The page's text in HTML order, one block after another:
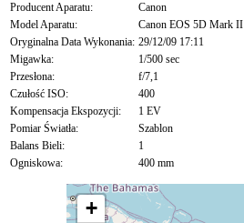
Producent Aparatu:
Canon
Model Aparatu:
Canon EOS 5D Mark II
Oryginalna Data Wykonania: 29/12/09 17:11
Migawka:
1/500 sec
Przesłona:
f/7,1
Czułość ISO:
400
Kompensacja Ekspozycji:
1 EV
Pomiar Światła:
Szablon
Balans Bieli:
1
Ogniskowa:
400 mm
+